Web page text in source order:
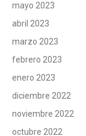
mayo 2023
abril 2023
marzo 2023
febrero 2023
enero 2023
diciembre 2022
noviembre 2022
octubre 2022